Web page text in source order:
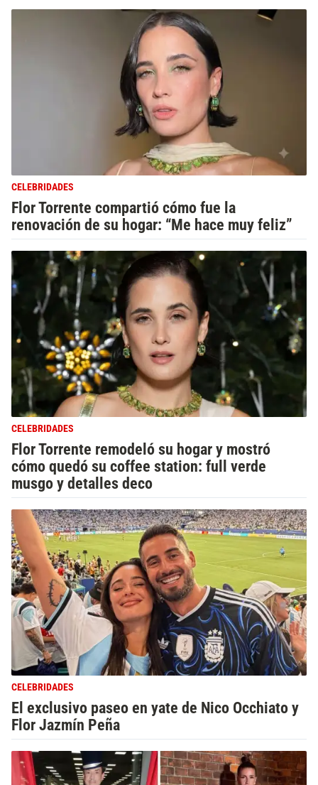
CELEBRIDADES
Flor Torrente compartió cómo fue la
renovación de su hogar: “Me hace muy feliz”
CELEBRIDADES
Flor Torrente remodeló su hogar y mostró
cómo quedó su coffee station: full verde
musgo y detalles deco
CELEBRIDADES
El exclusivo paseo en yate de Nico Occhiato y
Flor Jazmín Peña